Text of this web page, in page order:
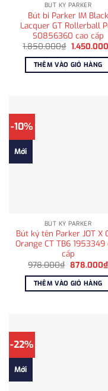
BÚT KÝ PARKER
Bút bi Parker IM Black
Lacquer GT Rollerball
S0856360 cao cấp
1.850.000₫ Giá
là:
1.450.000
THÊM VÀO GIỎ HÀNG
-10%
Mới
BÚT KÝ PARKER
Bút ký tên Parker JOT X
Orange CT TB6 1953349
cấp
978.000₫ Giá
là:
978.000₫.
878.000₫
THÊM VÀO GIỎ HÀNG
-22%
Mới